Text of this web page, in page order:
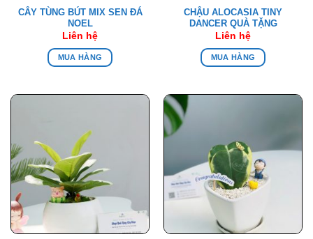
CÂY TÙNG BÚT MIX SEN ĐÁ
NOEL
Liên hệ
MUA HÀNG
CHẬU ALOCASIA TINY
DANCER QUÀ TẶNG
Liên hệ
MUA HÀNG